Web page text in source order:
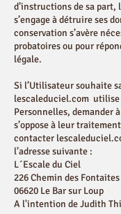
d’instructions de sa
s’engage à détruire ses
conservation s’avère
probatoires ou pour
légale.
Si l’Utilisateur souhaite
lescaleduciel.com utilise
Personnelles, demander
s’oppose à leur
contacter
l’adresse suivante :
L´Escale du Ciel
226 Chemin des Fontaites
06620 Le Bar sur Loup
A l'intention de Judith